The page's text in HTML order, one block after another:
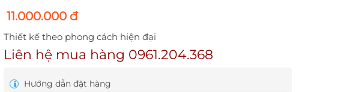
11.000.000 đ
Thiết kế theo phong cách hiện đại
Liên hệ mua hàng 0961.204.368
Hướng dẫn đặt hàng